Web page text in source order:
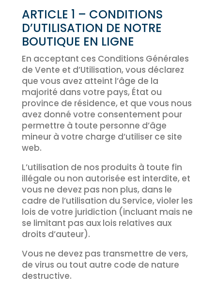
ARTICLE 1 – CONDITIONS
D’UTILISATION DE NOTRE
BOUTIQUE EN LIGNE
En acceptant ces Conditions Générales
de Vente et d’Utilisation, vous déclarez
que vous avez atteint l’âge de la
majorité dans votre pays, État ou
province de résidence, et que vous nous
avez donné votre consentement pour
permettre à toute personne d’âge
mineur à votre charge d’utiliser ce site
web.
L’utilisation de nos produits à toute fin
illégale ou non autorisée est interdite, et
vous ne devez pas non plus, dans le
cadre de l’utilisation du Service, violer les
lois de votre juridiction (incluant mais ne
se limitant pas aux lois relatives aux
droits d’auteur).
Vous ne devez pas transmettre de vers,
de virus ou tout autre code de nature
destructive.